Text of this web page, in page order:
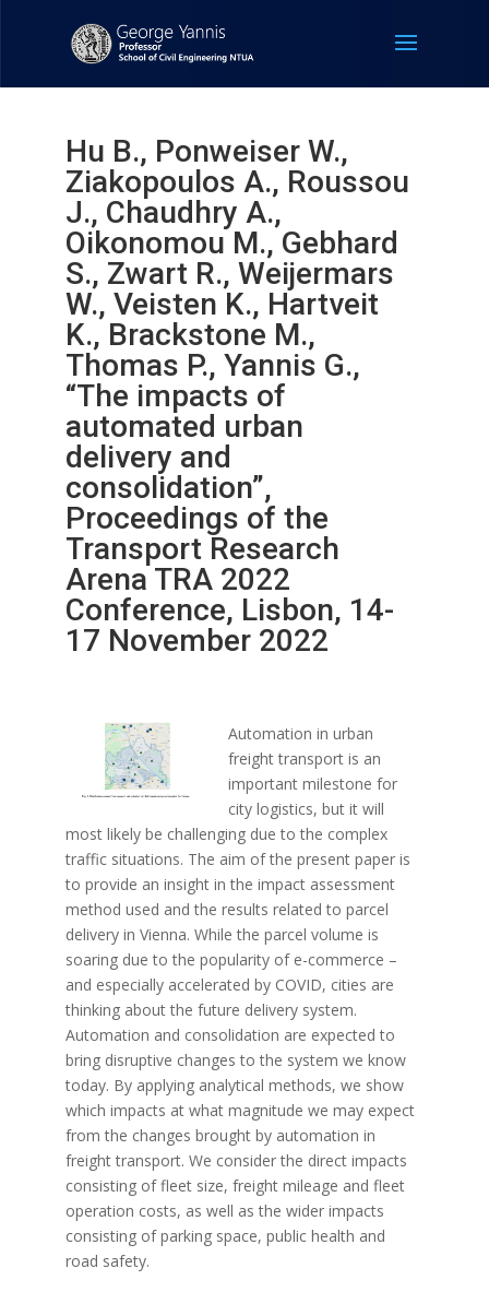
Hu B., Ponweiser W.,
Ziakopoulos A., Roussou
J., Chaudhry A.,
Oikonomou M., Gebhard
S., Zwart R., Weijermars
W., Veisten K., Hartveit
K., Brackstone M.,
Thomas P., Yannis G.,
“The impacts of
automated urban
delivery and
consolidation”,
Proceedings of the
Transport Research
Arena TRA 2022
Conference, Lisbon, 14-
17 November 2022
Automation in urban
freight transport is an
important milestone for
city logistics, but it will
most likely be challenging due to the complex
traffic situations. The aim of the present paper is
to provide an insight in the impact assessment
method used and the results related to parcel
delivery in Vienna. While the parcel volume is
soaring due to the popularity of e-commerce –
and especially accelerated by COVID, cities are
thinking about the future delivery system.
Automation and consolidation are expected to
bring disruptive changes to the system we know
today. By applying analytical methods, we show
which impacts at what magnitude we may expect
from the changes brought by automation in
freight transport. We consider the direct impacts
consisting of fleet size, freight mileage and fleet
operation costs, as well as the wider impacts
consisting of parking space, public health and
road safety.